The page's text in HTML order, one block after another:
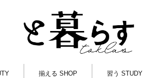
揃える SHOP 習う STUDY